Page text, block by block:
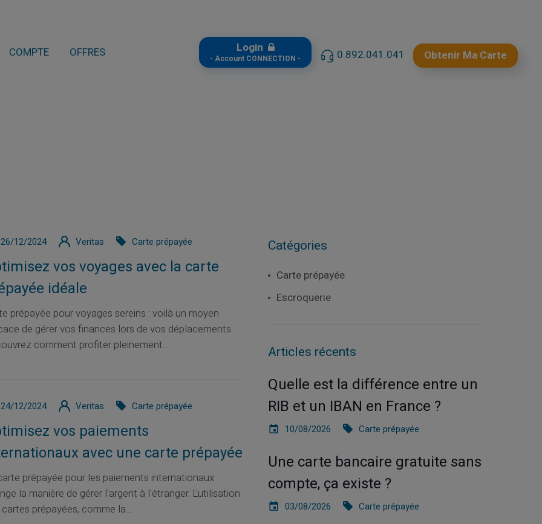
COMPTE OFFRES Login
- Account CONNECTION - 0.892.041.041 Obtenir Ma Carte
26/12/2024 Veritas Carte prépayée
vos voyages avec la carte
idéale
prépayée pour voyages sereins : voilà un moyen
de gérer vos finances lors de vos déplacements.
comment profiter pleinement...
24/12/2024 Veritas Carte prépayée
vos paiements
avec une carte prépayée
prépayée pour les paiements internationaux
la manière de gérer l'argent à l'étranger. L'utilisation
prépayées, comme la...
Catégories
Carte prépayée
Escroquerie
Articles récents
Quelle est la différence entre un
RIB et un IBAN en France ?
10/08/2026 Carte prépayée
Une carte bancaire gratuite sans
compte, ça existe ?
03/08/2026 Carte prépayée